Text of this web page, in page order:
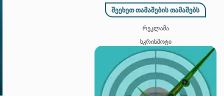
ᲨᲔᲔᲮᲔᲗ ᲗᲐᲛᲐᲨᲔᲑᲘᲡ ᲗᲐᲛᲐᲨᲔᲑᲡ
ᲠᲔᲙᲚᲐᲛᲐ
ᲡᲙᲠᲘᲜᲨᲝᲢᲘ